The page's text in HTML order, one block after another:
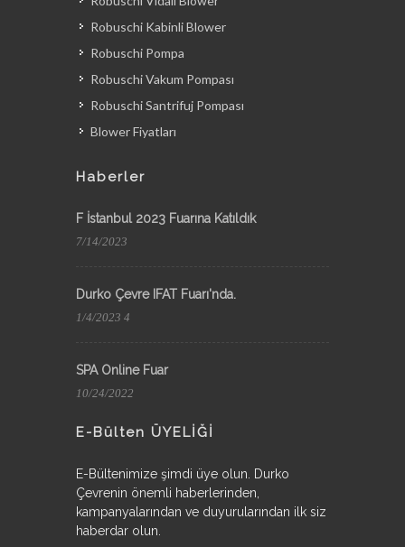
Robuschi Kabinli Blower
Robuschi Pompa
Robuschi Vakum Pompası
Robuschi Santrifuj Pompası
Blower Fiyatları
Haberler
F İstanbul 2023 Fuarına Katıldık
7/14/2023
Durko Çevre IFAT Fuarı'nda.
1/4/2023 4
SPA Online Fuar
10/24/2022
E-Bülten ÜYELİĞİ
E-Bültenimize şimdi üye olun. Durko
Çevrenin önemli haberlerinden,
kampanyalarından ve duyurularından ilk siz
haberdar olun.